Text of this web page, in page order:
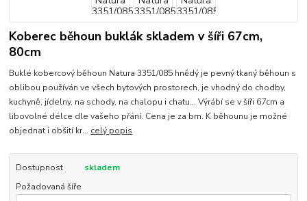
Koberec běhoun buklák skladem v šíři 67cm,
80cm
Buklé kobercový běhoun Natura 3351/085 hnědý je pevný tkaný běhoun s
oblibou používán ve všech bytových prostorech, je vhodný do chodby,
kuchyně, jídelny, na schody, na chalopu i chatu... Výrábí se v šíři 67cm a
libovolné délce dle vašeho přání. Cena je za bm. K běhounu je možné
objednat i obšití kr... celý popis
Dostupnost
skladem
Požadovaná šíře